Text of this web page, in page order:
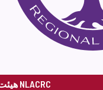
هیئت NLACRC